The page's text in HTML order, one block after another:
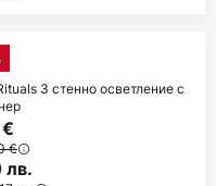
3 стенно осветление с
€